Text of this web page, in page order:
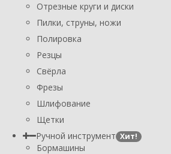
Отрезные круги и диски
Пилки, струны, ножи
Полировка
Резцы
Свёрла
Фрезы
Шлифование
Щетки
Ручной инструмент Хит!
Бормашины